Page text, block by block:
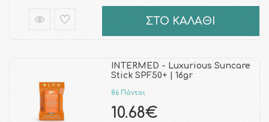
ΣΤΟ ΚΑΛΑΘΙ
INTERMED - Luxurious Suncare
Stick SPF50+ | 16gr
86 Πόντοι
10.68€